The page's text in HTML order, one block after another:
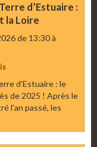
d’Estuaire :
la Loire
de 13:30à
d’Estuaire : le
de 2025 ! Après le
l’an passé, les